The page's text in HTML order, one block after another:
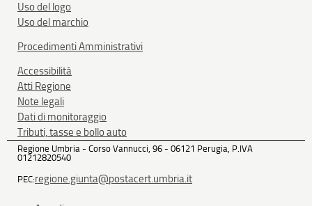
Uso del logo
Uso del marchio
Procedimenti Amministrativi
Accessibilità
Atti Regione
Note legali
Dati di monitoraggio
Tributi, tasse e bollo auto
Regione Umbria - Corso Vannucci, 96 - 06121 Perugia, P.IVA
01212820540
PEC:regione.giunta@postacert.umbria.it